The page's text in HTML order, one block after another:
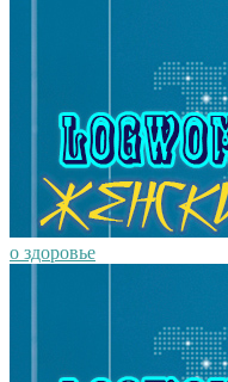
о здоровье